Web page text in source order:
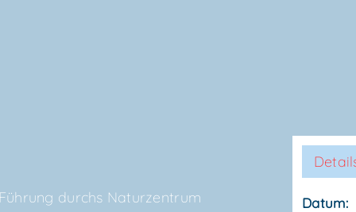
durchs Naturzentrum
Datum: